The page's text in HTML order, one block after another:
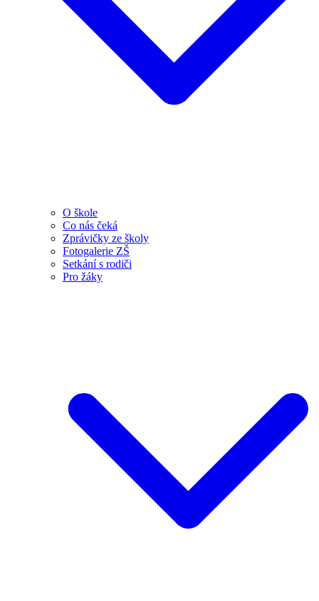
O škole
Co nás čeká
Zprávičky ze školy
Fotogalerie ZŠ
Setkání s rodiči
Pro žáky